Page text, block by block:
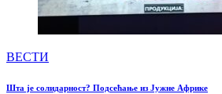
ВЕСТИ
Шта је солидарност? Подсећање из Јужне Африке